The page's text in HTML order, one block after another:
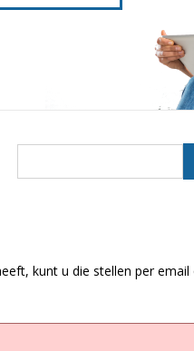
kunt u die stellen per